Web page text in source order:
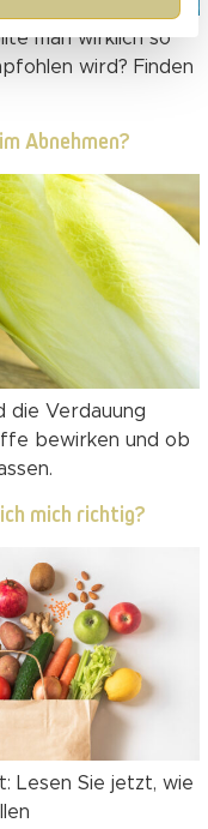
man wirklich so
wird? Finden
Abnehmen?
die Verdauung
bewirken und ob
mich richtig?
Lesen Sie jetzt, wie